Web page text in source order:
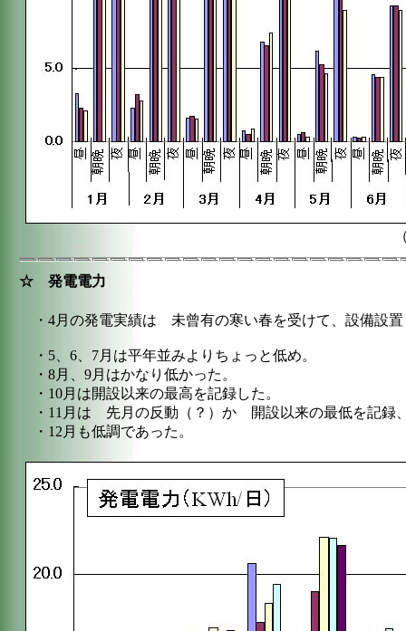
☆ 発電電力
・4月の発電実績は 未曾有の寒い春を受けて、設備設
・5、6、7月は平年並みよりちょっと低め。
・8月、9月はかなり低かった。
・10月は開設以来の最高を記録した。
・11月は 先月の反動（？）か 開設以来の最低を記録
・12月も低調であった。